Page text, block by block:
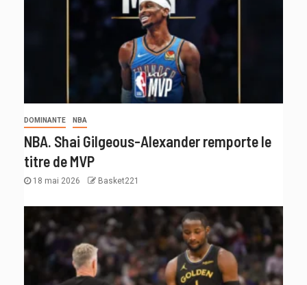
DOMINANTE NBA
NBA. Shai Gilgeous-Alexander remporte le
titre de MVP
18 mai 2026 Basket221